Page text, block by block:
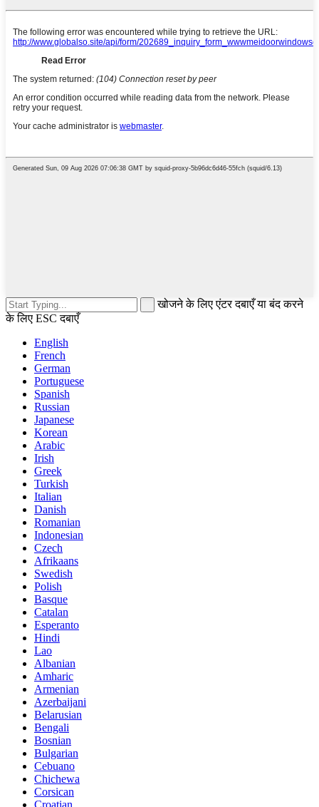
खोजने के लिए एंटर दबाएँ या बंद करने
के लिए ESC दबाएँ
English
French
German
Portuguese
Spanish
Russian
Japanese
Korean
Arabic
Irish
Greek
Turkish
Italian
Danish
Romanian
Indonesian
Czech
Afrikaans
Swedish
Polish
Basque
Catalan
Esperanto
Hindi
Lao
Albanian
Amharic
Armenian
Azerbaijani
Belarusian
Bengali
Bosnian
Bulgarian
Cebuano
Chichewa
Corsican
Croatian